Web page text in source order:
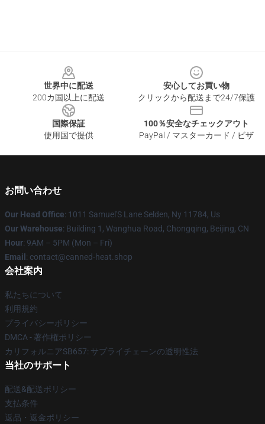
世界中に配送
200カ国以上に配送
安心してお買い物
クリックから配送まで24/7保護
国際保証
使用国で提供
100％安全なチェックアウト
PayPal / マスターカード / ビザ
お問い合わせ
Our Head Office: 1011 Samuel'S Lane Selden, Ny 11784, Us
Our Warehouse: Building 1, Wanghua Road, Chongqing, Beijing, CN
Hour: 9AM – 5PM (Mon – Fri)
Email : contact@canned-heat.shop
会社案内
私たちについて
利用規約
プライバシーポリシー
DMCA - 著作権ポリシー
カリフォルニアSB657: サプライチェーンの透明性法
当社のサポート
配送&配送ポリシー
支払条件
返品・返金ポリシー